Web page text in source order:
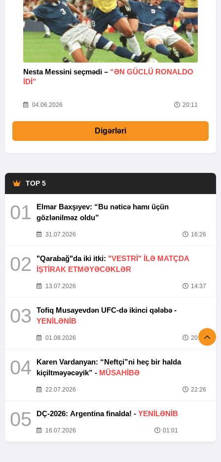
Nesta Messini seçmədi – “ƏN GÜCLÜ RONALDO
IDI”
04.06.2026 20:11
Digərləri
TOP 5
01
Elmar Baxşıyev: “Bu nəticə hamı üçün
gözlənilməz oldu”
31.07.2026 16:26
02 "Qarabağ"da iki itki: "VESTRİ" İLƏ MATÇDA
İŞTİRAK ETMƏYƏCƏKLƏR
13.07.2026 14:37
03
Tofiq Musayevdən UFC-də ikinci qələbə -
YENİLƏNİB
01.08.2026 20:52
04
Karen Vardanyan: “Neftçi”ni heç bir halda
kiçiltməyəcəyik” - MÜSAHİBƏ
22.07.2026 22:26
05 DÇ-2026: Argentina finalda! - YENİLƏNİB
16.07.2026 01:01